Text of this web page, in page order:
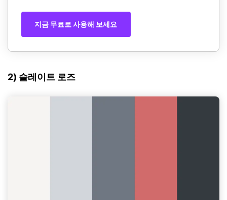
지금 무료로 사용해 보세요
2) 슬레이트 로즈